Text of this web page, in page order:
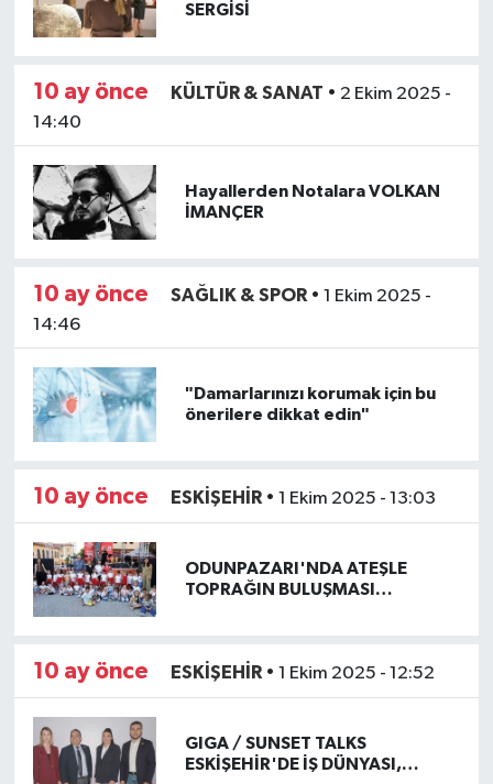
SERGİSİ
10 ay önce KÜLTÜR & SANAT • 2 Ekim 2025 -
14:40
Hayallerden Notalara VOLKAN
İMANÇER
10 ay önce SAĞLIK & SPOR• 1 Ekim 2025 -
14:46
"Damarlarınızı korumak için bu
önerilere dikkat edin"
10 ay önce ESKİŞEHİR• 1 Ekim 2025 - 13:03
ODUNPAZARI'NDA ATEŞLE
TOPRAĞIN BULUŞMASI
10 ay önce ESKİŞEHİR• 1 Ekim 2025 - 12:52
GIGA / SUNSET TALKS
ESKİŞEHİR'DE İŞ DÜNYASI,